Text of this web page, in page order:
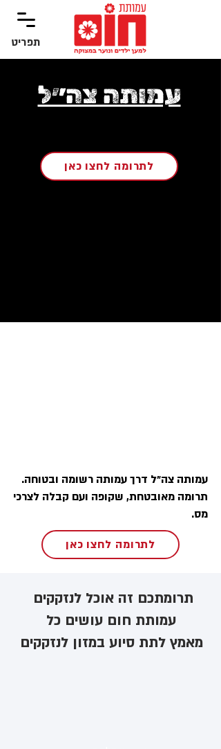
תפריט
עמותה צה״ל
לתרומה לחצו כאן
עמותה צה״ל דרך עמותה רשומה ובטוחה.
תרומה מאובטחת, שקופה ועם קבלה לצרכי
מס.
לתרומה לחצו כאן
תרומתכם זה אוכל לנזקקים ​
עמותת חום עושים כל
מאמץ לתת סיוע במזון לנזקקים